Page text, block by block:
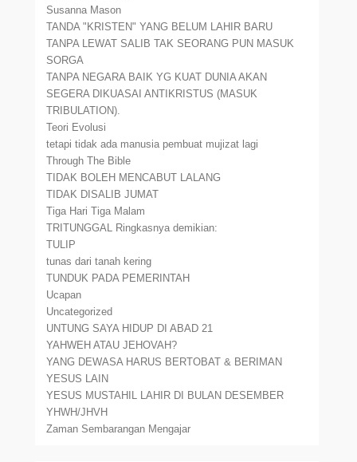
Susanna Mason
TANDA "KRISTEN" YANG BELUM LAHIR BARU
TANPA LEWAT SALIB TAK SEORANG PUN MASUK
SORGA
TANPA NEGARA BAIK YG KUAT DUNIA AKAN
SEGERA DIKUASAI ANTIKRISTUS (MASUK
TRIBULATION).
Teori Evolusi
tetapi tidak ada manusia pembuat mujizat lagi
Through The Bible
TIDAK BOLEH MENCABUT LALANG
TIDAK DISALIB JUMAT
Tiga Hari Tiga Malam
TRITUNGGAL Ringkasnya demikian:
TULIP
tunas dari tanah kering
TUNDUK PADA PEMERINTAH
Ucapan
Uncategorized
UNTUNG SAYA HIDUP DI ABAD 21
YAHWEH ATAU JEHOVAH?
YANG DEWASA HARUS BERTOBAT & BERIMAN
YESUS LAIN
YESUS MUSTAHIL LAHIR DI BULAN DESEMBER
YHWH/JHVH
Zaman Sembarangan Mengajar